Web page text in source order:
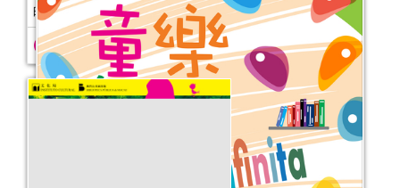
2025年“書香伴成長”親子閱讀推廣活動
（10-12月）
活動日期：2025年10月04日